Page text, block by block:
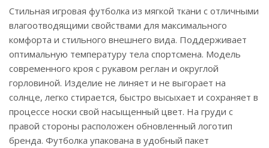
Стильная игровая футболка из мягкой ткани с отличными
влагоотводящими свойствами для максимального
комфорта и стильного внешнего вида. Поддерживает
оптимальную температуру тела спортсмена. Модель
современного кроя с рукавом реглан и округлой
горловиной. Изделие не линяет и не выгорает на
солнце, легко стирается, быстро высыхает и сохраняет в
процессе носки свой насыщенный цвет. На груди с
правой стороны расположен обновленный логотип
бренда. Футболка упакована в удобный пакет